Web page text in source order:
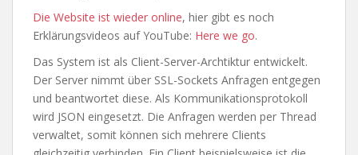
Die Website ist wieder online, hier gibt es noch
Erklärungsvideos auf YouTube: Here we go.
Das System ist als Client-Server-Archtiktur entwickelt.
Der Server nimmt über SSL-Sockets Anfragen entgegen
und beantwortet diese. Als Kommunikationsprotokoll
wird JSON eingesetzt. Die Anfragen werden per Thread
verwaltet, somit können sich mehrere Clients